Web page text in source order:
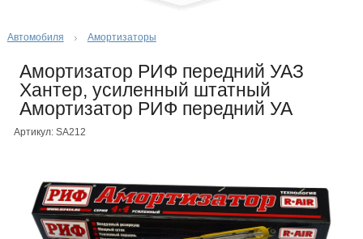
Автомобиля Амортизаторы
Амортизатор РИФ передний УАЗ
Хантер, усиленный штатный
Амортизатор РИФ передний УА
Артикул: SA212